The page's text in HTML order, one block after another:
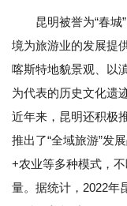
昆明被誉为“春
境为旅游业的发展提
喀斯特地貌景观、以
为代表的历史文化遗
近年来，昆明还积极
推出了“全域旅游”发
+农业等多种模式，
量。据统计，2022年